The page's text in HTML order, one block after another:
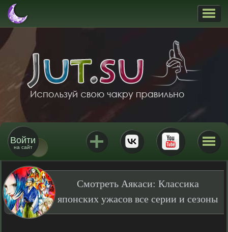
Войти
на сайт
Смотреть Аякаси: Классика
японских ужасов все серии и сезоны